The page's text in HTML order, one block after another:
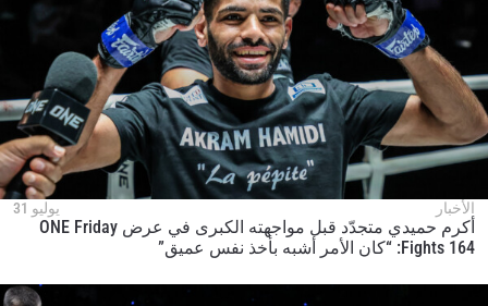
الأخبار يوليو 31
أكرم حميدي متجدّد قبل مواجهته الكبرى في عرض ONE Friday
Fights 164: “كان الأمر أشبه بأخذ نفس عميق”